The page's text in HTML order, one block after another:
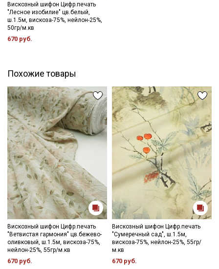
Вискозный шифон Цифр.печать
"Лесное изобилие" цв.белый,
ш.1.5м, вискоза-75%, нейлон-25%,
50гр/м.кв
670 руб.
Похожие товары
Вискозный шифон Цифр.печать
"Ветвистая гармония" цв.бежево-
оливковый, ш.1.5м, вискоза-75%,
нейлон-25%, 55гр/м.кв
670 руб.
Вискозный шифон Цифр.печать
"Сумеречный сад", ш.1.5м,
вискоза-75%, нейлон-25%, 55гр/
м.кв
670 руб.